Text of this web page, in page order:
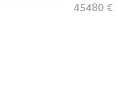
45480 €